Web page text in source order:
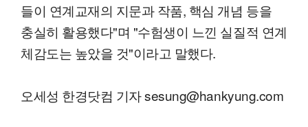
들이 연계교재의 지문과 작품, 핵심 개념 등을
충실히 활용했다"며 "수험생이 느낀 실질적 연계
체감도는 높았을 것"이라고 말했다.
오세성 한경닷컴 기자 sesung@hankyung.com